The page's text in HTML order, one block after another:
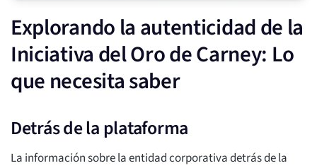
Explorando la autenticidad de la
Iniciativa del Oro de Carney: Lo
que necesita saber
Detrás de la plataforma
La información sobre la entidad corporativa detrás de la